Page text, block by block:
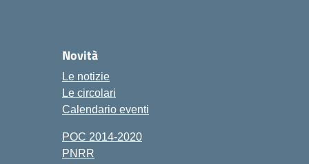
Novità
Le notizie
Le circolari
Calendario eventi
POC 2014-2020
PNRR